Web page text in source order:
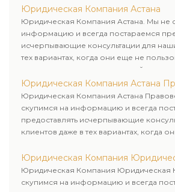
Юридическая Компания Астана
Юридическая Компания Астана. Мы не
информацию и всегда постараемся
исчерпывающие консультации для
тех вариантах, когда они еще не
юридическими услугами нашей
Юридическая Компания Астана
Юридическая Компания Астана
скупимся на информацию и всегда
предоставлять исчерпывающие
клиентов даже в тех вариантах, когда
пользовались юридическими
Юридическая Компания
Юридическая Компания Юридическая
скупимся на информацию и всегда